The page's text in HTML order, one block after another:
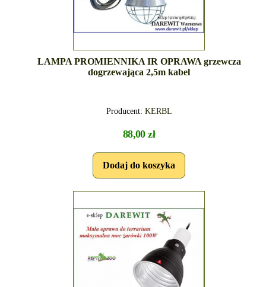
LAMPA PROMIENNIKA IR OPRAWA grzewcza
dogrzewająca 2,5m kabel
Producent: KERBL
88,00 zł